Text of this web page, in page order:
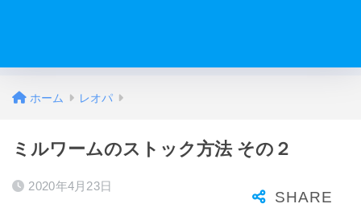
ホーム レオパ
ミルワームのストック方法 その２
2020年4月23日